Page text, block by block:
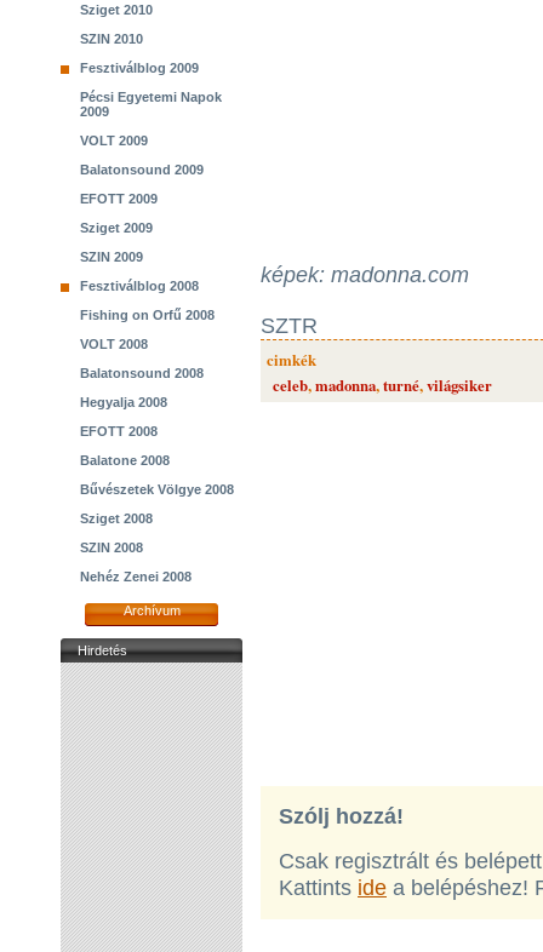
Sziget 2010
SZIN 2010
Fesztiválblog 2009
Pécsi Egyetemi Napok
2009
VOLT 2009
Balatonsound 2009
EFOTT 2009
Sziget 2009
SZIN 2009
Fesztiválblog 2008
Fishing on Orfű 2008
VOLT 2008
Balatonsound 2008
Hegyalja 2008
EFOTT 2008
Balatone 2008
Bűvészetek Völgye 2008
Sziget 2008
SZIN 2008
Nehéz Zenei 2008
Archívum
Hirdetés
képek: madonna.com
SZTR
cimkék
celeb,madonna,turné,világsiker
Szólj hozzá!
Csak regisztrált és
Kattints ide a belépéshez!